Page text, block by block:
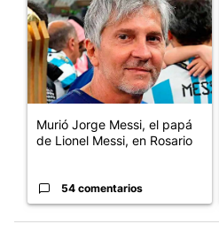
Murió Jorge Messi, el papá
de Lionel Messi, en Rosario
54 comentarios